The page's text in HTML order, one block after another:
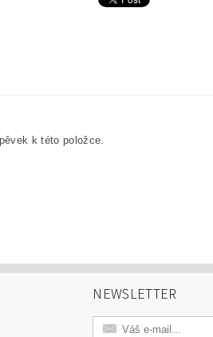
k této položce.
NEWSLETTER